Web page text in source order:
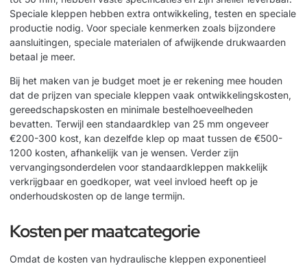
Speciale kleppen hebben extra ontwikkeling, testen en speciale
productie nodig. Voor speciale kenmerken zoals bijzondere
aansluitingen, speciale materialen of afwijkende drukwaarden
betaal je meer.
Bij het maken van je budget moet je er rekening mee houden
dat de prijzen van speciale kleppen vaak ontwikkelingskosten,
gereedschapskosten en minimale bestelhoeveelheden
bevatten. Terwijl een standaardklep van 25 mm ongeveer
€200-300 kost, kan dezelfde klep op maat tussen de €500-
1200 kosten, afhankelijk van je wensen. Verder zijn
vervangingsonderdelen voor standaardkleppen makkelijk
verkrijgbaar en goedkoper, wat veel invloed heeft op je
onderhoudskosten op de lange termijn.
Kosten per maatcategorie
Omdat de kosten van hydraulische kleppen exponentieel